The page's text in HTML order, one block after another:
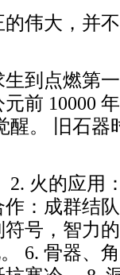
伟大，并
到点燃第
前 10000
醒。 旧石器
2. 火的应用
：成群结
号，智力
6. 骨器、